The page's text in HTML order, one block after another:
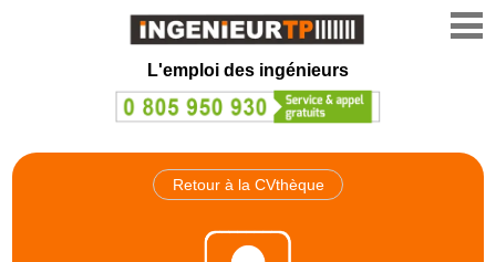
L'emploi des ingénieurs
Retour à la CVthèque